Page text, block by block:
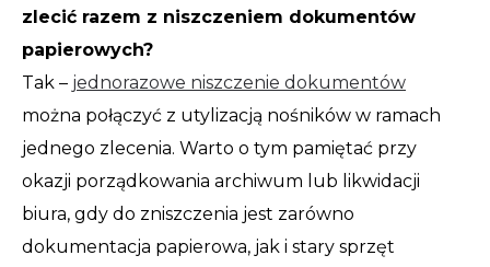
zlecić razem z niszczeniem dokumentów
papierowych?
Tak – jednorazowe niszczenie dokumentów
można połączyć z utylizacją nośników w ramach
jednego zlecenia. Warto o tym pamiętać przy
okazji porządkowania archiwum lub likwidacji
biura, gdy do zniszczenia jest zarówno
dokumentacja papierowa, jak i stary sprzęt